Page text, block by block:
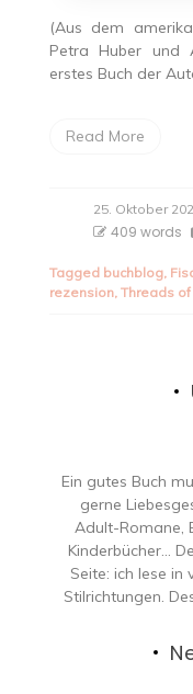
(Aus dem
Petra Huber und
erstes Buch der
Read More
25. Oktober
409 words
Tagged buchblog,
rezension, Threads
Ein gutes Buch
gerne
Adult-Romane,
Kinderbücher…
Seite: ich lese in
Stilrichtungen.